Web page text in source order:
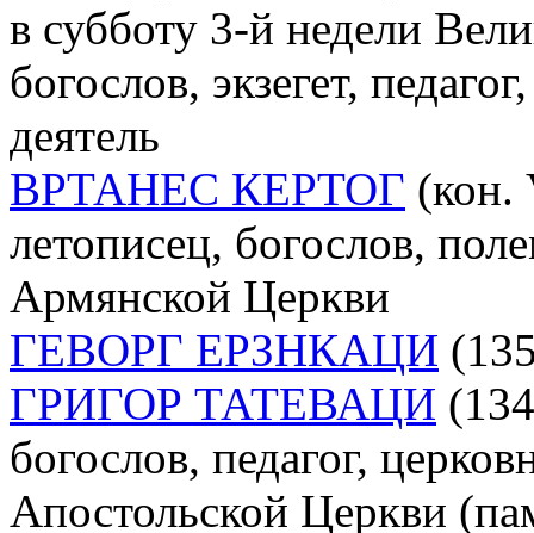
в субботу 3-й недели
богослов, экзегет,
деятель
ВРТАНЕС КЕРТОГ (кон.
летописец, богослов,
Армянской Церкви
ГЕВОРГ ЕРЗНКАЦИ
ГРИГОР ТАТЕВАЦИ
богослов, педагог,
Апостольской Церкви